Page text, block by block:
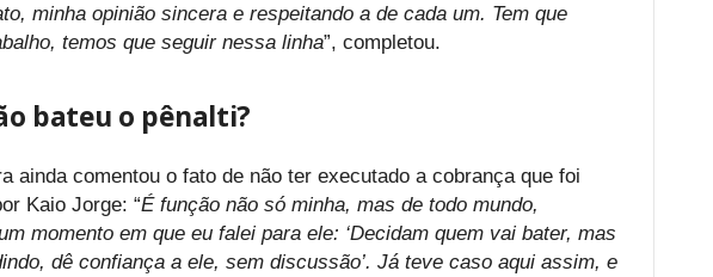
minha opinião sincera e respeitando a de cada um. Tem que
temos que seguir nessa linha”, completou.
bateu o pênalti?
ainda comentou o fato de não ter executado a cobrança que foi
Kaio Jorge: “É função não só minha, mas de todo mundo,
momento em que eu falei para ele: ‘Decidam quem vai bater, mas
dê confiança a ele, sem discussão’. Já teve caso aqui assim, e